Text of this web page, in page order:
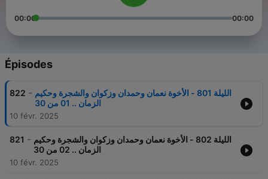
00:00 00:00
Épisodes
822 - الليلة 801 - الأخوة نعمان وحمدان وزكوان والشجرة وحكيم
الزمان .. 01 من 30
10 févr. 2025
821 - الليلة 802 - الأخوة نعمان وحمدان وزكوان والشجرة وحكيم
الزمان .. 02 من 30
10 févr. 2025